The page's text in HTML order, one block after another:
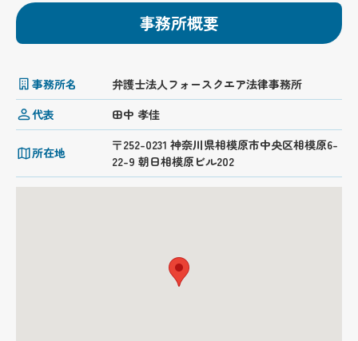
事務所概要
事務所名
弁護士法人フォースクエア法律事務所
代表
田中 孝佳
所在地
〒252-0231 神奈川県相模原市中央区相模原6-
22-9 朝日相模原ビル202